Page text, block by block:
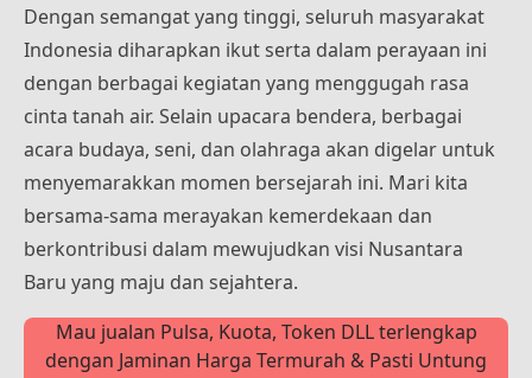
Dengan semangat yang tinggi, seluruh masyarakat
Indonesia diharapkan ikut serta dalam perayaan ini
dengan berbagai kegiatan yang menggugah rasa
cinta tanah air. Selain upacara bendera, berbagai
acara budaya, seni, dan olahraga akan digelar untuk
menyemarakkan momen bersejarah ini. Mari kita
bersama-sama merayakan kemerdekaan dan
berkontribusi dalam mewujudkan visi Nusantara
Baru yang maju dan sejahtera.
Mau jualan Pulsa, Kuota, Token DLL terlengkap
dengan Jaminan Harga Termurah & Pasti Untung